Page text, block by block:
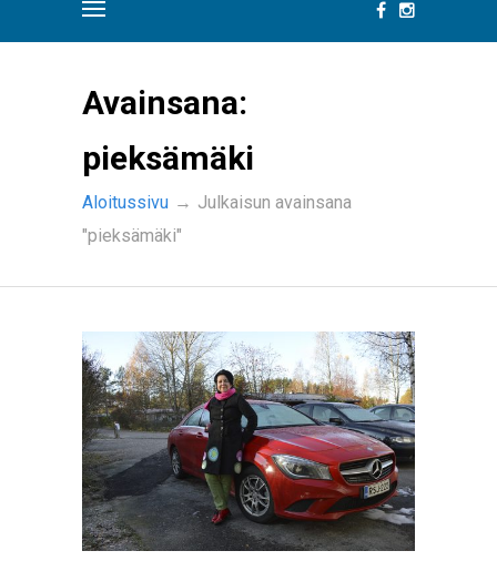
Avainsana:
pieksämäki
Aloitussivu → Julkaisun avainsana
"pieksämäki"